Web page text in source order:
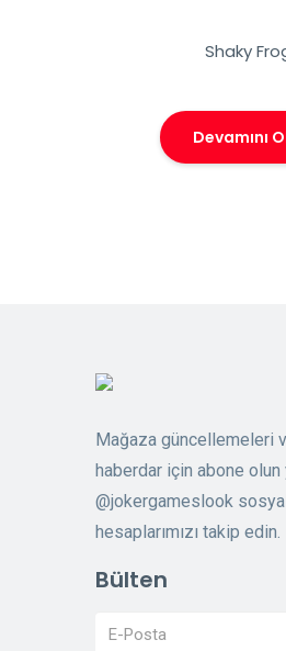
Shaky
Devamını
Mağaza güncellemeleri
haberdar için abone olun
@jokergameslook
hesaplarımızı takip edin.
Bülten